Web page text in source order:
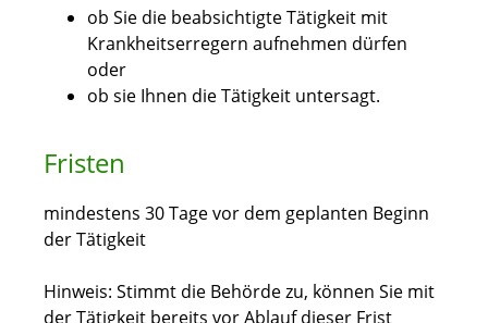
ob Sie die beabsichtigte Tätigkeit mit
Krankheitserregern aufnehmen dürfen
oder
ob sie Ihnen die Tätigkeit untersagt.
Fristen
mindestens 30 Tage vor dem geplanten Beginn
der Tätigkeit
Hinweis: Stimmt die Behörde zu, können Sie mit
der Tätigkeit bereits vor Ablauf dieser Frist